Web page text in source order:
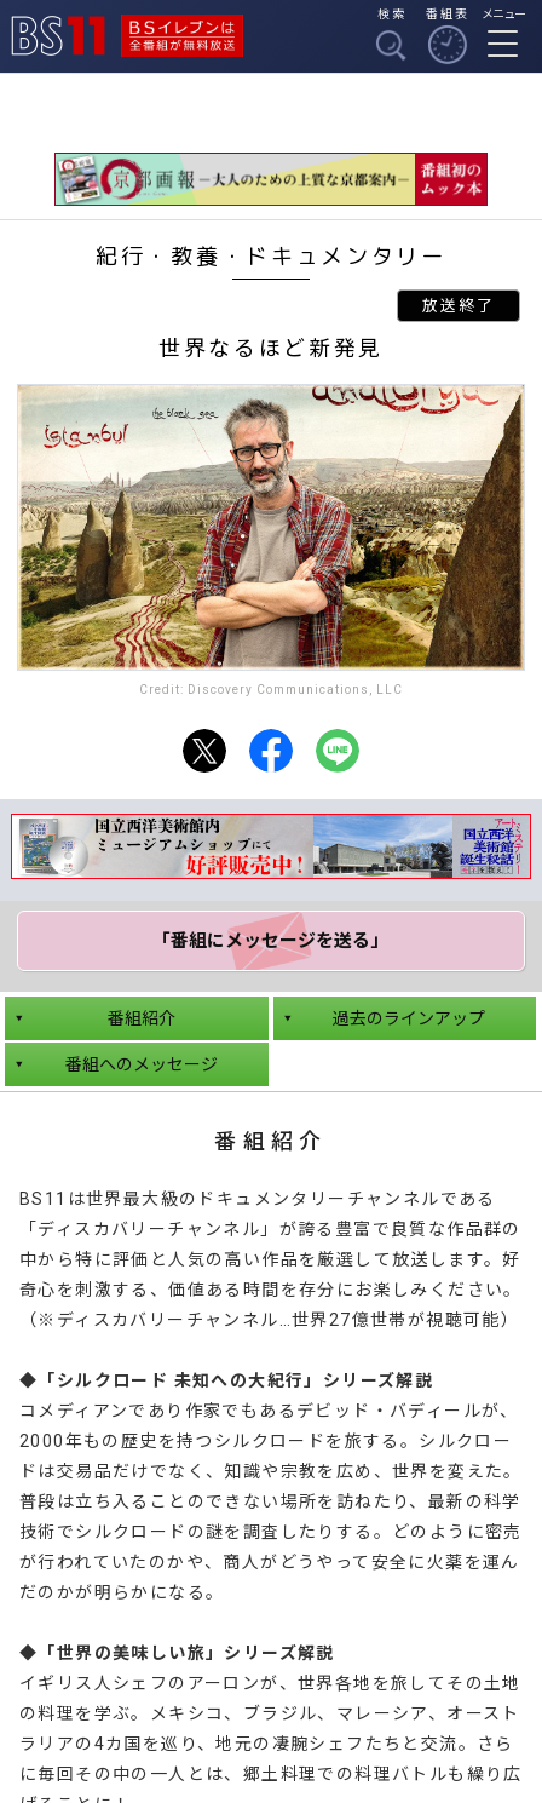
BSイレブンは全番組
検索 番組表 メニュー
紀行・教養・ドキュメンタリー
世界なるほど新発見
Credit: Discovery Communications, LLC
「番組にメッセージを送る」
番組紹介 過去のラインアップ
番組へのメッセージ
番組紹介
BS11は世界最大級のドキュメンタリーチャンネルである
「ディスカバリーチャンネル」が誇る豊富で良質な作品群の
中から特に評価と人気の高い作品を厳選して放送します。好
奇心を刺激する、価値ある時間を存分にお楽しみください。
（※ディスカバリーチャンネル…世界27億世帯が視聴可能）
◆「シルクロード 未知への大紀行」シリーズ解説
コメディアンであり作家でもあるデビッド・バディールが、
2000年もの歴史を持つシルクロードを旅する。シルクロー
ドは交易品だけでなく、知識や宗教を広め、世界を変えた。
普段は立ち入ることのできない場所を訪ねたり、最新の科学
技術でシルクロードの謎を調査したりする。どのように密売
が行われていたのかや、商人がどうやって安全に火薬を運ん
だのかが明らかになる。
◆「世界の美味しい旅」シリーズ解説
イギリス人シェフのアーロンが、世界各地を旅してその土地
の料理を学ぶ。メキシコ、ブラジル、マレーシア、オースト
ラリアの4カ国を巡り、地元の凄腕シェフたちと交流。さら
に毎回その中の一人とは、郷土料理での料理バトルも繰り広